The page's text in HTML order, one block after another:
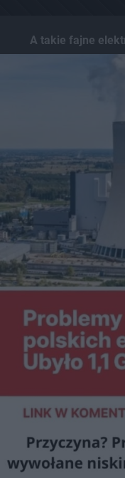
A takie fajne